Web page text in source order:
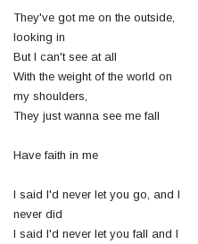
They've got me on the outside,
looking in
But I can't see at all
With the weight of the world on
my shoulders,
They just wanna see me fall
Have faith in me
I said I'd never let you go, and I
never did
I said I'd never let you fall and I